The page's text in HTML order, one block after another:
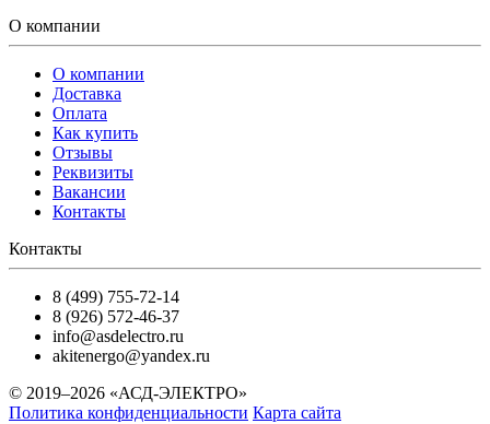
О компании
О компании
Доставка
Оплата
Как купить
Отзывы
Реквизиты
Вакансии
Контакты
Контакты
8 (499) 755-72-14
8 (926) 572-46-37
info@asdelectro.ru
akitenergo@yandex.ru
© 2019–2026 «АСД-ЭЛЕКТРО»
Политика конфиденциальности Карта сайта